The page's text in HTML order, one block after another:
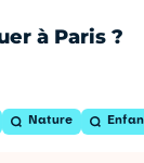
à Paris ?
Nature